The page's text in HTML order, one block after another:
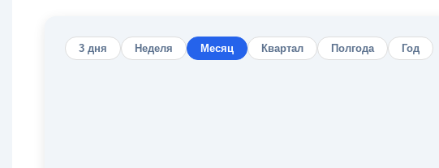
3 дня Неделя Месяц Квартал Полгода Год